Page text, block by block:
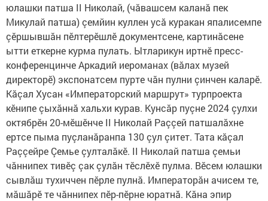
юлашки патша II Николай, (чăвашсем каланă пек
Микулай патша) çемйин куллен усă куракан япалисемпе
çӗршывшăн пӗлтерӗшлӗ документсене, картинăсене
ытти еткерне курма пулать. Ытларикун иртнӗ пресс-
конференцинче Аркадий иероманах (вăлах музей
директорӗ) экспонатсем пурте чăн пулни çинчен каларӗ.
Кăçал Хусан «Императорский маршрут» турпроекта
кӗнипе çыхăннă хальхи курав. Кунсăр пуçне 2024 çулхи
октябрӗн 20-мӗшӗнче II Николай Раççей патшалăхне
ертсе пыма пуçланăранпа 130 çул çитет. Тата кăçал
Раççейре Çемье çулталăкӗ. II Николай патша çемьи
чăннипех тивӗç çак çулăн тӗслӗхӗ пулма. Вӗсем юлашки
сывлăш тухиччен пӗрле пулнă. Императорăн ачисем те,
мăшăрӗ те чăннипех пӗр-пӗрне юратнă. Кăна эпир